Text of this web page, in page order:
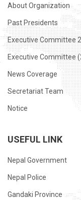
About Organization
Past Presidents
Executive Committee
Executive Committee
News Coverage
Secretariat Team
Notice
USEFUL LINK
Nepal Government
Nepal Police
Gandaki Province